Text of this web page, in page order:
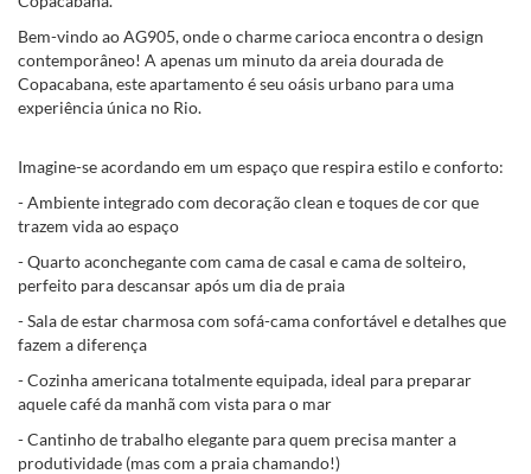
Bem-vindo ao AG905, onde o charme carioca encontra o design
contemporâneo! A apenas um minuto da areia dourada de
Copacabana, este apartamento é seu oásis urbano para uma
experiência única no Rio.
Imagine-se acordando em um espaço que respira estilo e conforto:
- Ambiente integrado com decoração clean e toques de cor que
trazem vida ao espaço
- Quarto aconchegante com cama de casal e cama de solteiro,
perfeito para descansar após um dia de praia
- Sala de estar charmosa com sofá-cama confortável e detalhes que
fazem a diferença
- Cozinha americana totalmente equipada, ideal para preparar
aquele café da manhã com vista para o mar
- Cantinho de trabalho elegante para quem precisa manter a
produtividade (mas com a praia chamando!)